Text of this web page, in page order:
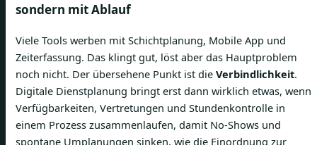
sondern mit Ablauf
Viele Tools werben mit Schichtplanung, Mobile App und
Zeiterfassung. Das klingt gut, löst aber das Hauptproblem
noch nicht. Der übersehene Punkt ist die Verbindlichkeit.
Digitale Dienstplanung bringt erst dann wirklich etwas, wenn
Verfügbarkeiten, Vertretungen und Stundenkontrolle in
einem Prozess zusammenlaufen, damit No-Shows und
spontane Umplanungen sinken, wie die Einordnung zur